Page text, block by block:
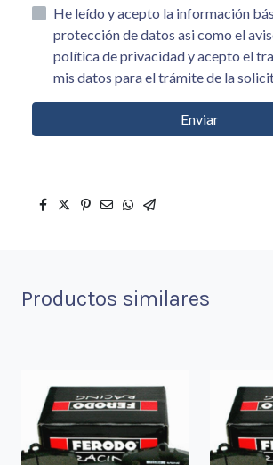
He leído y acepto la información básica sobre
protección de datos asi como el aviso legal y la
política de privacidad y acepto el tratamiento de
mis datos para el trámite de la
Enviar
Productos similares